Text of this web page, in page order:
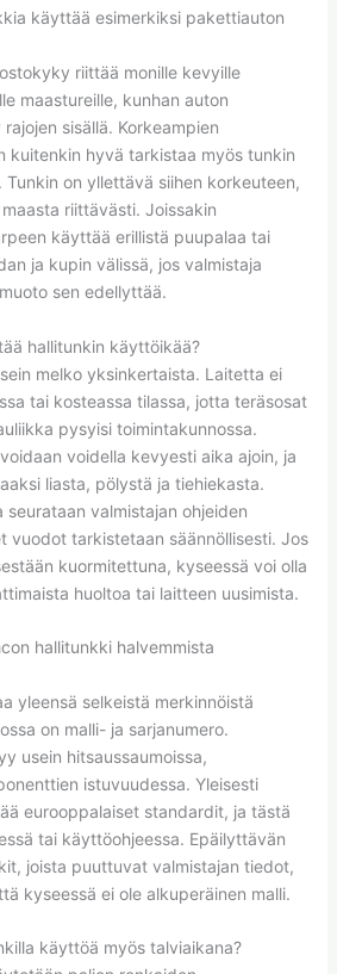
käyttää esimerkiksi pakettiauton
riittää monille kevyille
maastureille, kunhan auton
sisällä. Korkeampien
kuitenkin hyvä tarkistaa myös tunkin
Tunkin on yllettävä siihen korkeuteen,
riittävästi. Joissakin
käyttää erillistä puupalaa tai
ja kupin välissä, jos valmistaja
sen edellyttää.
hallitunkin käyttöikää?
melko yksinkertaista. Laitetta ei
tai kosteassa tilassa, jotta teräsosat
pysyisi toimintakunnossa.
voidella kevyesti aika ajoin, ja
liasta, pölystä ja tiehiekasta.
seurataan valmistajan ohjeiden
vuodot tarkistetaan säännöllisesti. Jos
kuormitettuna, kyseessä voi olla
huoltoa tai laitteen uusimista.
hallitunkki halvemmista
yleensä selkeistä merkinnöistä
on malli- ja sarjanumero.
usein hitsaussaumoissa,
istuvuudessa. Yleisesti
eurooppalaiset standardit, ja tästä
tai käyttöohjeessa. Epäilyttävän
joista puuttuvat valmistajan tiedot,
kyseessä ei ole alkuperäinen malli.
käyttöä myös talviaikana?